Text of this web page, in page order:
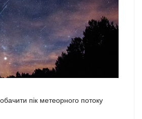
пік метеорного потоку